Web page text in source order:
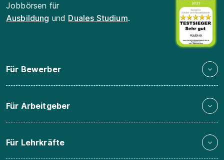
Jobbörsen für
Ausbildung und Duales Studium.
Für Bewerber
Für Arbeitgeber
Für Lehrkräfte